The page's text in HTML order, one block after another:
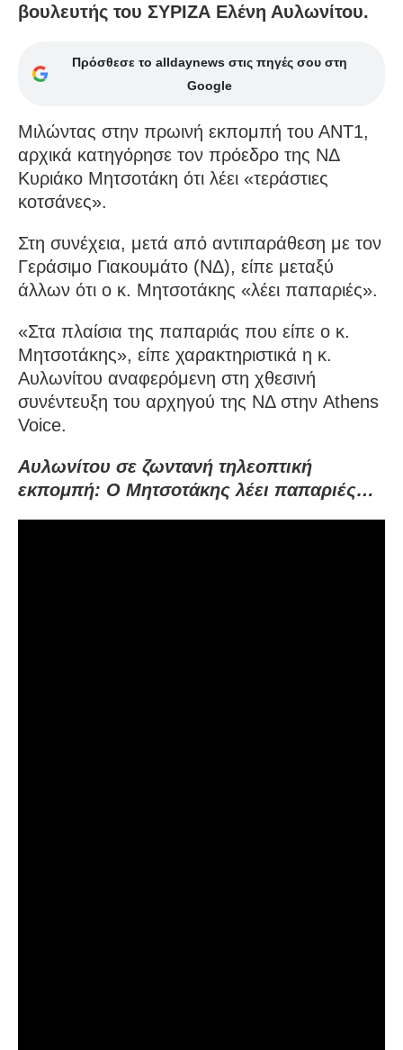
βουλευτής του ΣΥΡΙΖΑ Ελένη Αυλωνίτου.
Πρόσθεσε το alldaynews στις πηγές σου στη
Google
Μιλώντας στην πρωινή εκπομπή του ΑΝΤ1,
αρχικά κατηγόρησε τον πρόεδρο της ΝΔ
Κυριάκο Μητσοτάκη ότι λέει «τεράστιες
κοτσάνες».
Στη συνέχεια, μετά από αντιπαράθεση με τον
Γεράσιμο Γιακουμάτο (ΝΔ), είπε μεταξύ
άλλων ότι ο κ. Μητσοτάκης «λέει παπαριές».
«Στα πλαίσια της παπαριάς που είπε ο κ.
Μητσοτάκης», είπε χαρακτηριστικά η κ.
Αυλωνίτου αναφερόμενη στη χθεσινή
συνέντευξη του αρχηγού της ΝΔ στην Athens
Voice.
Αυλωνίτου σε ζωντανή τηλεοπτική
εκπομπή: Ο Μητσοτάκης λέει παπαριές…